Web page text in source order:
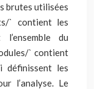
brutes utilisées
` contient les
du
` contient
définissent les
l’analyse. Le